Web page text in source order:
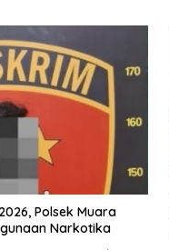
Polsek Muara
Narkotika